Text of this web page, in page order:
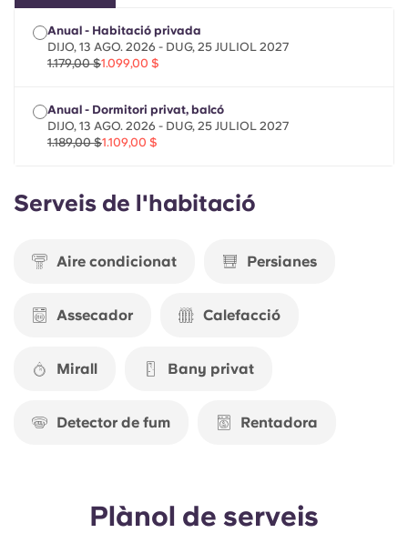
Portuguese
Anual - Habitació privada
DIJO, 13 AGO. 2026 - DUG, 25 JULIOL 2027
1.179,00 $1.099,00 $
Anual - Dormitori privat, balcó
DIJO, 13 AGO. 2026 - DUG, 25 JULIOL 2027
1.189,00 $1.109,00 $
Serveis de l'habitació
Aire condicionat Persianes
Assecador Calefacció
Mirall Bany privat
Detector de fum Rentadora
Plànol de serveis